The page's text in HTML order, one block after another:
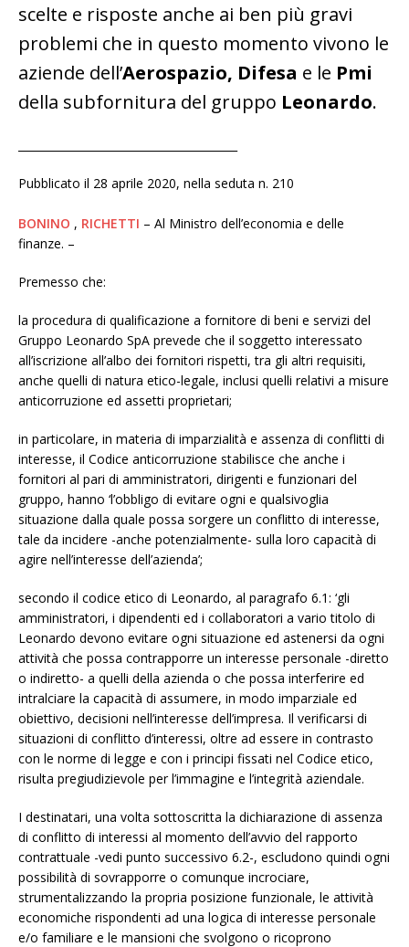
scelte e risposte anche ai ben più gravi
problemi che in questo momento vivono le
aziende dell’Aerospazio, Difesa e le Pmi
della subfornitura del gruppo Leonardo.
Pubblicato il 28 aprile 2020, nella seduta n. 210
BONINO , RICHETTI – Al Ministro dell’economia e delle
finanze. –
Premesso che:
la procedura di qualificazione a fornitore di beni e servizi del
Gruppo Leonardo SpA prevede che il soggetto interessato
all’iscrizione all’albo dei fornitori rispetti, tra gli altri requisiti,
anche quelli di natura etico-legale, inclusi quelli relativi a misure
anticorruzione ed assetti proprietari;
in particolare, in materia di imparzialità e assenza di conflitti di
interesse, il Codice anticorruzione stabilisce che anche i
fornitori al pari di amministratori, dirigenti e funzionari del
gruppo, hanno ‘l’obbligo di evitare ogni e qualsivoglia
situazione dalla quale possa sorgere un conflitto di interesse,
tale da incidere -anche potenzialmente- sulla loro capacità di
agire nell’interesse dell’azienda’;
secondo il codice etico di Leonardo, al paragrafo 6.1: ‘gli
amministratori, i dipendenti ed i collaboratori a vario titolo di
Leonardo devono evitare ogni situazione ed astenersi da ogni
attività che possa contrapporre un interesse personale -diretto
o indiretto- a quelli della azienda o che possa interferire ed
intralciare la capacità di assumere, in modo imparziale ed
obiettivo, decisioni nell’interesse dell’impresa. Il verificarsi di
situazioni di conflitto d’interessi, oltre ad essere in contrasto
con le norme di legge e con i principi fissati nel Codice etico,
risulta pregiudizievole per l’immagine e l’integrità aziendale.
I destinatari, una volta sottoscritta la dichiarazione di assenza
di conflitto di interessi al momento dell’avvio del rapporto
contrattuale -vedi punto successivo 6.2-, escludono quindi ogni
possibilità di sovrapporre o comunque incrociare,
strumentalizzando la propria posizione funzionale, le attività
economiche rispondenti ad una logica di interesse personale
e/o familiare e le mansioni che svolgono o ricoprono